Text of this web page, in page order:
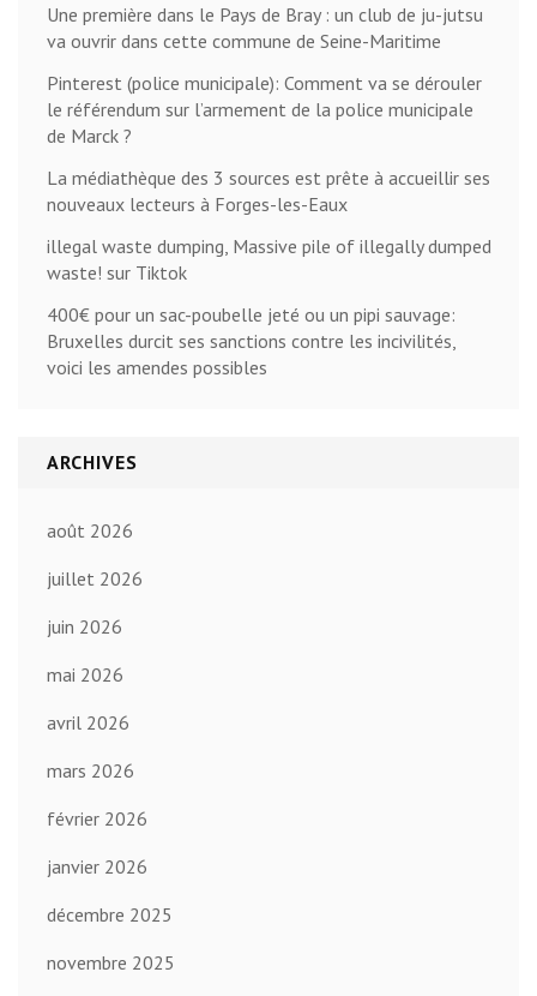
Une première dans le Pays de Bray : un club de ju-jutsu
va ouvrir dans cette commune de Seine-Maritime
Pinterest (police municipale): Comment va se dérouler
le référendum sur l’armement de la police municipale
de Marck ?
La médiathèque des 3 sources est prête à accueillir ses
nouveaux lecteurs à Forges-les-Eaux
illegal waste dumping, Massive pile of illegally dumped
waste! sur Tiktok
400€ pour un sac-poubelle jeté ou un pipi sauvage:
Bruxelles durcit ses sanctions contre les incivilités,
voici les amendes possibles
ARCHIVES
août 2026
juillet 2026
juin 2026
mai 2026
avril 2026
mars 2026
février 2026
janvier 2026
décembre 2025
novembre 2025